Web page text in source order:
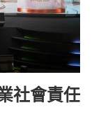
社會責任